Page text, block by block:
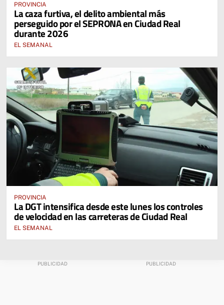
PROVINCIA
La caza furtiva, el delito ambiental más
perseguido por el SEPRONA en Ciudad Real
durante 2026
EL SEMANAL
PROVINCIA
La DGT intensifica desde este lunes los controles
de velocidad en las carreteras de Ciudad Real
EL SEMANAL